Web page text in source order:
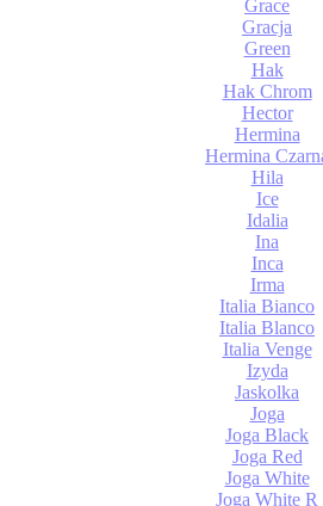
Grace
Gracja
Green
Hak
Hak Chrom
Hector
Hermina
Hermina
Hila
Ice
Idalia
Ina
Inca
Irma
Italia Bianco
Italia Blanco
Italia Venge
Izyda
Jaskolka
Joga
Joga Black
Joga Red
Joga White
Joga White R